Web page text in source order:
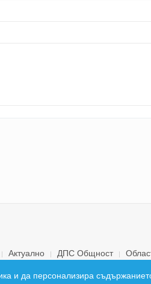
Актуално ДПС Общност
и да персонализира